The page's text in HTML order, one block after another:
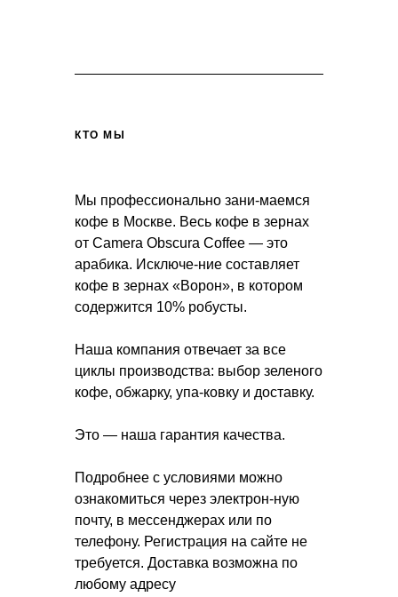
КТО МЫ
Мы профессионально зани-маемся
кофе в Москве. Весь кофе в зернах
от Camera Obscura Coffee — это
арабика. Исключе-ние составляет
кофе в зернах «Ворон», в котором
содержится 10% робусты.
Наша компания отвечает за все
циклы производства: выбор зеленого
кофе, обжарку, упа-ковку и доставку.
Это — наша гарантия качества.
Подробнее с условиями можно
ознакомиться через электрон-ную
почту, в мессенджерах или по
телефону. Регистрация на сайте не
требуется. Доставка возможна по
любому адресу